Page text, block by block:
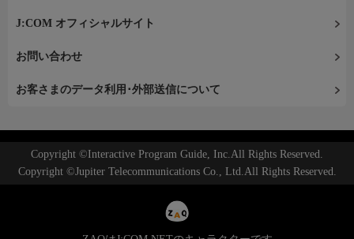
J:COM オフィシャルサイト
お問い合わせ
お客さまのデータ利用･外部送信について
Copyright ©Interactive Program Guide, Inc.All Rights Reserved.
Copyright ©Jupiter Telecommunications Co., Ltd.All Rights Reserved.